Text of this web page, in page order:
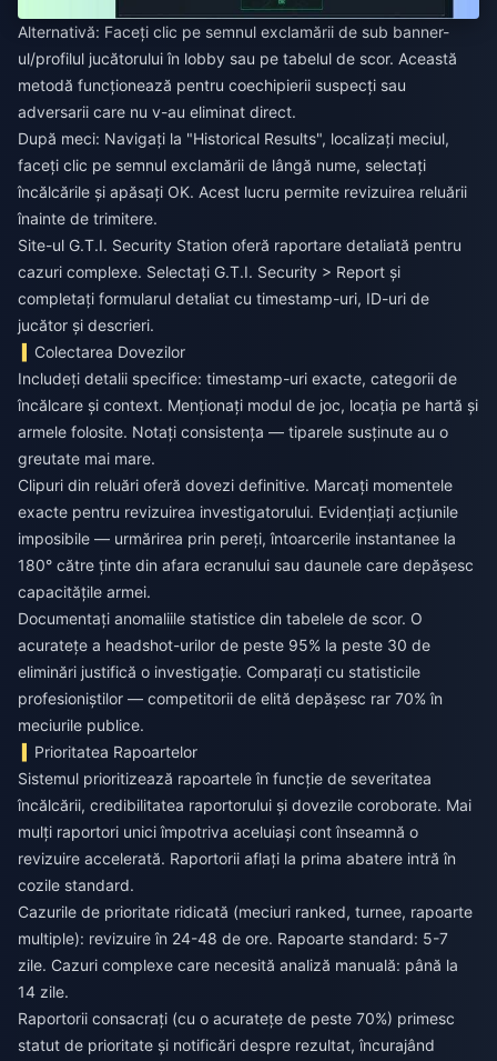
Alternativă: Faceți clic pe semnul exclamării de sub banner-
ul/profilul jucătorului în lobby sau pe tabelul de scor. Această
metodă funcționează pentru coechipierii suspecți sau
adversarii care nu v-au eliminat direct.
După meci: Navigați la "Historical Results", localizați meciul,
faceți clic pe semnul exclamării de lângă nume, selectați
încălcările și apăsați OK. Acest lucru permite revizuirea reluării
înainte de trimitere.
Site-ul G.T.I. Security Station oferă raportare detaliată pentru
cazuri complexe. Selectați G.T.I. Security > Report și
completați formularul detaliat cu timestamp-uri, ID-uri de
jucător și descrieri.
Colectarea Dovezilor
Includeți detalii specifice: timestamp-uri exacte, categorii de
încălcare și context. Menționați modul de joc, locația pe hartă și
armele folosite. Notați consistența — tiparele susținute au o
greutate mai mare.
Clipuri din reluări oferă dovezi definitive. Marcați momentele
exacte pentru revizuirea investigatorului. Evidențiați acțiunile
imposibile — urmărirea prin pereți, întoarcerile instantanee la
180° către ținte din afara ecranului sau daunele care depășesc
capacitățile armei.
Documentați anomaliile statistice din tabelele de scor. O
acuratețe a headshot-urilor de peste 95% la peste 30 de
eliminări justifică o investigație. Comparați cu statisticile
profesioniștilor — competitorii de elită depășesc rar 70% în
meciurile publice.
Prioritatea Rapoartelor
Sistemul prioritizează rapoartele în funcție de severitatea
încălcării, credibilitatea raportorului și dovezile coroborate. Mai
mulți raportori unici împotriva aceluiași cont înseamnă o
revizuire accelerată. Raportorii aflați la prima abatere intră în
cozile standard.
Cazurile de prioritate ridicată (meciuri ranked, turnee, rapoarte
multiple): revizuire în 24-48 de ore. Rapoarte standard: 5-7
zile. Cazuri complexe care necesită analiză manuală: până la
14 zile.
Raportorii consacrați (cu o acuratețe de peste 70%) primesc
statut de prioritate și notificări despre rezultat, încurajând